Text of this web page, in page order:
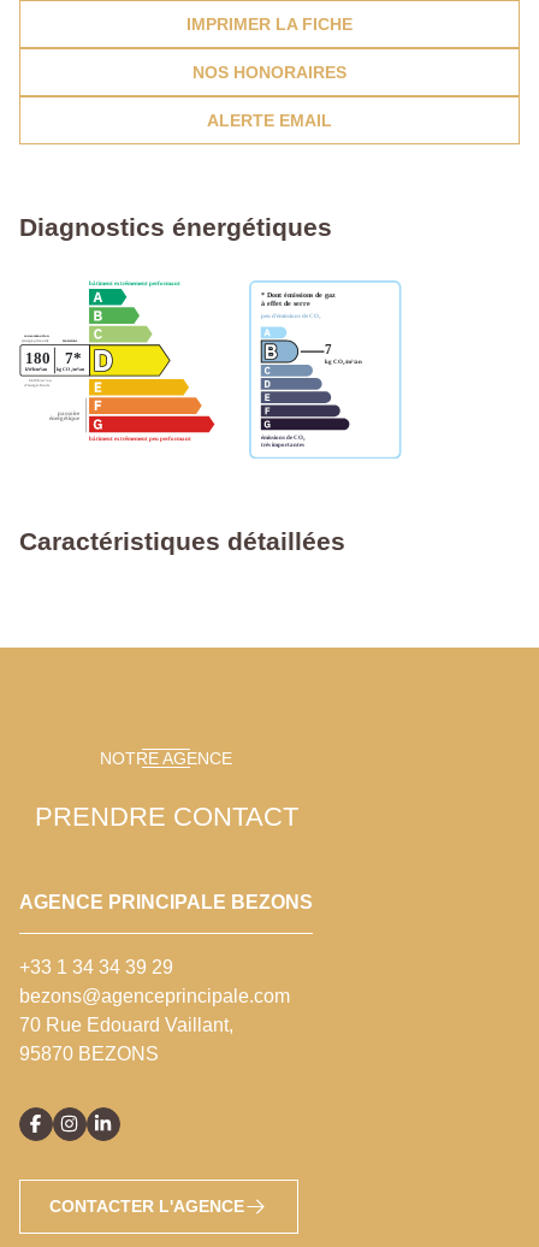
IMPRIMER LA FICHE
NOS HONORAIRES
ALERTE EMAIL
Diagnostics énergétiques
Caractéristiques détaillées
NOTRE AGENCE
PRENDRE CONTACT
AGENCE PRINCIPALE BEZONS
+33 1 34 34 39 29
bezons@agenceprincipale.com
70 Rue Edouard Vaillant,
95870 BEZONS
CONTACTER L'AGENCE